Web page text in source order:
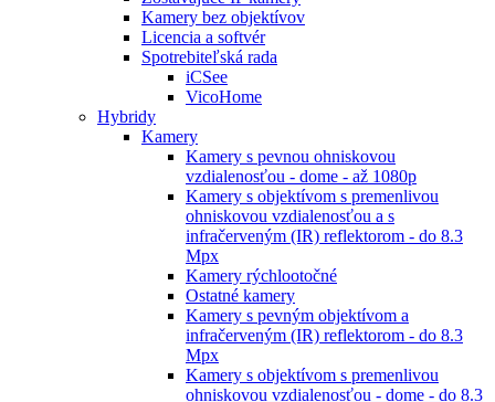
Kamery bez objektívov
Licencia a softvér
Spotrebiteľská rada
iCSee
VicoHome
Hybridy
Kamery
Kamery s pevnou ohniskovou
vzdialenosťou - dome - až 1080p
Kamery s objektívom s premenlivou
ohniskovou vzdialenosťou a s
infračerveným (IR) reflektorom - do 8.3
Mpx
Kamery rýchlootočné
Ostatné kamery
Kamery s pevným objektívom a
infračerveným (IR) reflektorom - do 8.3
Mpx
Kamery s objektívom s premenlivou
ohniskovou vzdialenosťou - dome - do 8.3